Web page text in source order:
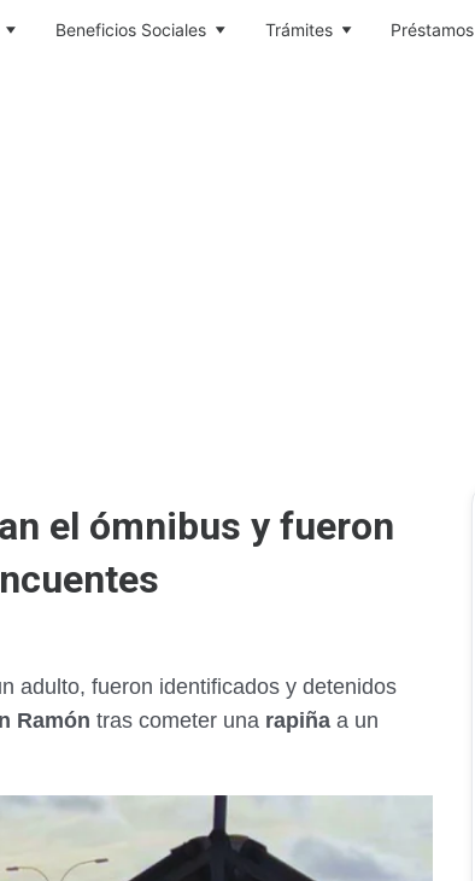
Beneficios Sociales Trámites Préstamos
el ómnibus y fueron
adulto, fueron identificados y detenidos
Ramón tras cometer una rapiña a un